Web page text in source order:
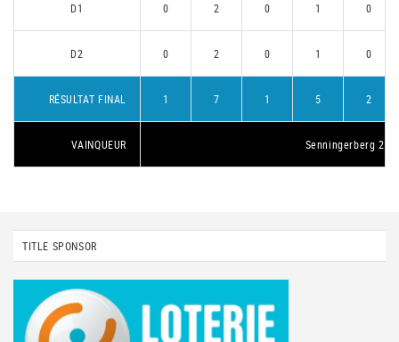
D1 0 2 0 1 0
D2 0 2 0 1 0
RÉSULTAT FINAL 1 7 1 5 2
VAINQUEUR Senningerberg 2
TITLE SPONSOR